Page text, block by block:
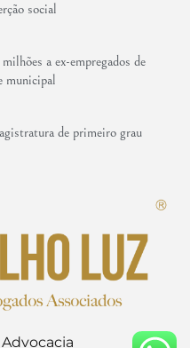
social
a ex-empregados de
municipal
de primeiro grau